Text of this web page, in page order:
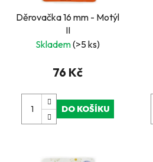
Děrovačka 16 mm - Motýl
II
Skladem(>5 ks)
76 Kč
DO KOŠÍKU